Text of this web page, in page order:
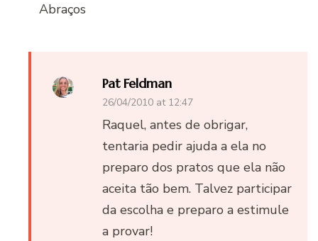
Abraços
Pat Feldman
26/04/2010 at 12:47
Raquel, antes de obrigar,
tentaria pedir ajuda a ela no
preparo dos pratos que ela não
aceita tão bem. Talvez participar
da escolha e preparo a estimule
a provar!